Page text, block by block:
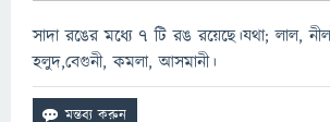
সাদা রঙের মধ্যে ৭ টি রঙ রয়েছে।যথা; লাল,
হলুদ,বেগুনী, কমলা, আসমানী।